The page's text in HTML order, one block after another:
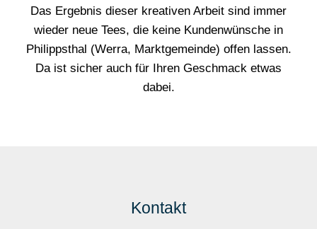
Das Ergebnis dieser kreativen Arbeit sind immer
wieder neue Tees, die keine Kundenwünsche in
Philippsthal (Werra, Marktgemeinde) offen lassen.
Da ist sicher auch für Ihren Geschmack etwas
dabei.
Kontakt